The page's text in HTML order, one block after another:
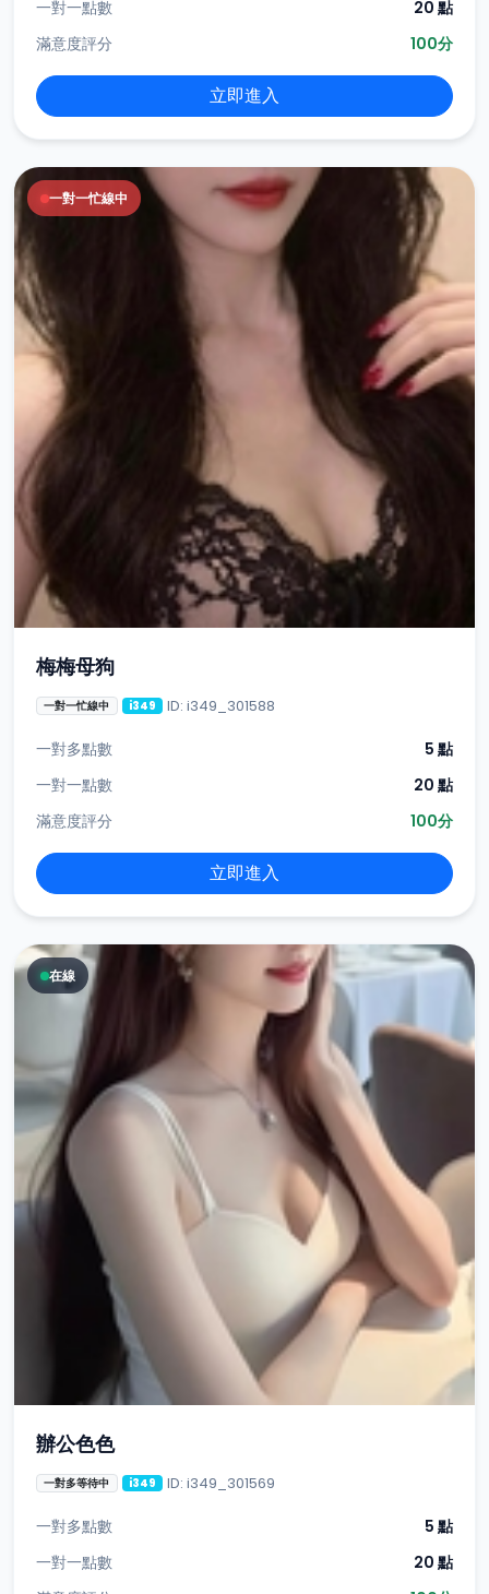
一對一點數
20 點
滿意度評分
100分
立即進入
一對一忙線中
梅梅母狗
一對一忙線中 i349 ID: i349_301588
一對多點數
5 點
一對一點數
20 點
滿意度評分
100分
立即進入
在線
辦公色色
一對多等待中 i349 ID: i349_301569
一對多點數
5 點
一對一點數
20 點